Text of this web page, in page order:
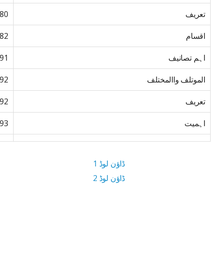
تعریف
اقسام
اہم تصانیف
الموتلف واالمختلف
تعریف
اہمیت
ڈاؤن لوڈ 1
ڈاؤن لوڈ 2